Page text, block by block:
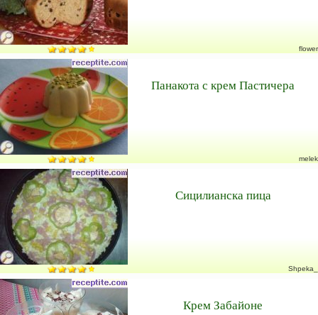
flower
Панакота с крем Пастичера
melek
Сицилианска пица
Shpeka_
Крем Забайоне